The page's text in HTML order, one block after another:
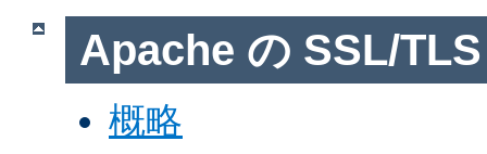
Apache の SSL/
概略